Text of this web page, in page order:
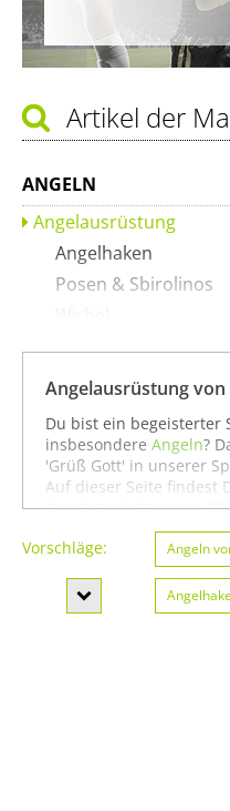
Artikel der
ANGELN
Angelausrüstung
Angelhaken
Posen & Sbirolinos
Angelgeräte & Zubehör
Angelschnüre
Köder
Rollen
Geschlecht
Angelausrüstung von
Du bist ein begeisterter
insbesondere Angeln?
'Grüß Gott' in unserer
Auf dieser Seite findest
Angelausrüstung von
Du kannst auch gezielt
Badminton von FOXCUP
etwas breiter und
sämtlichen
Produkten für den Sport
jedem Fall wünschen
Vorschläge: Angeln
Posen &